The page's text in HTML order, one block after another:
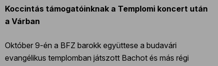
Koccintás támogatóinknak a Templomi koncert után
a Várban
Október 9-én a BFZ barokk együttese a budavári
evangélikus templomban játszott Bachot és más régi